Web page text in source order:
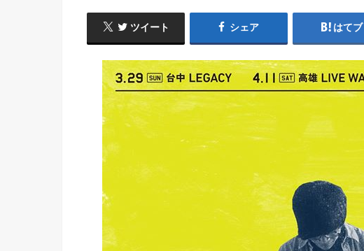
ツイート シェア はてブ